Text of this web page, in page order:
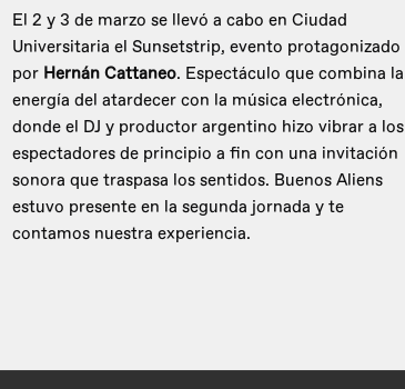
El 2 y 3 de marzo se llevó a cabo en Ciudad
Universitaria el Sunsetstrip, evento protagonizado
por Hernán Cattaneo. Espectáculo que combina la
energía del atardecer con la música electrónica,
donde el DJ y productor argentino hizo vibrar a los
espectadores de principio a fin con una invitación
sonora que traspasa los sentidos. Buenos Aliens
estuvo presente en la segunda jornada y te
contamos nuestra experiencia.